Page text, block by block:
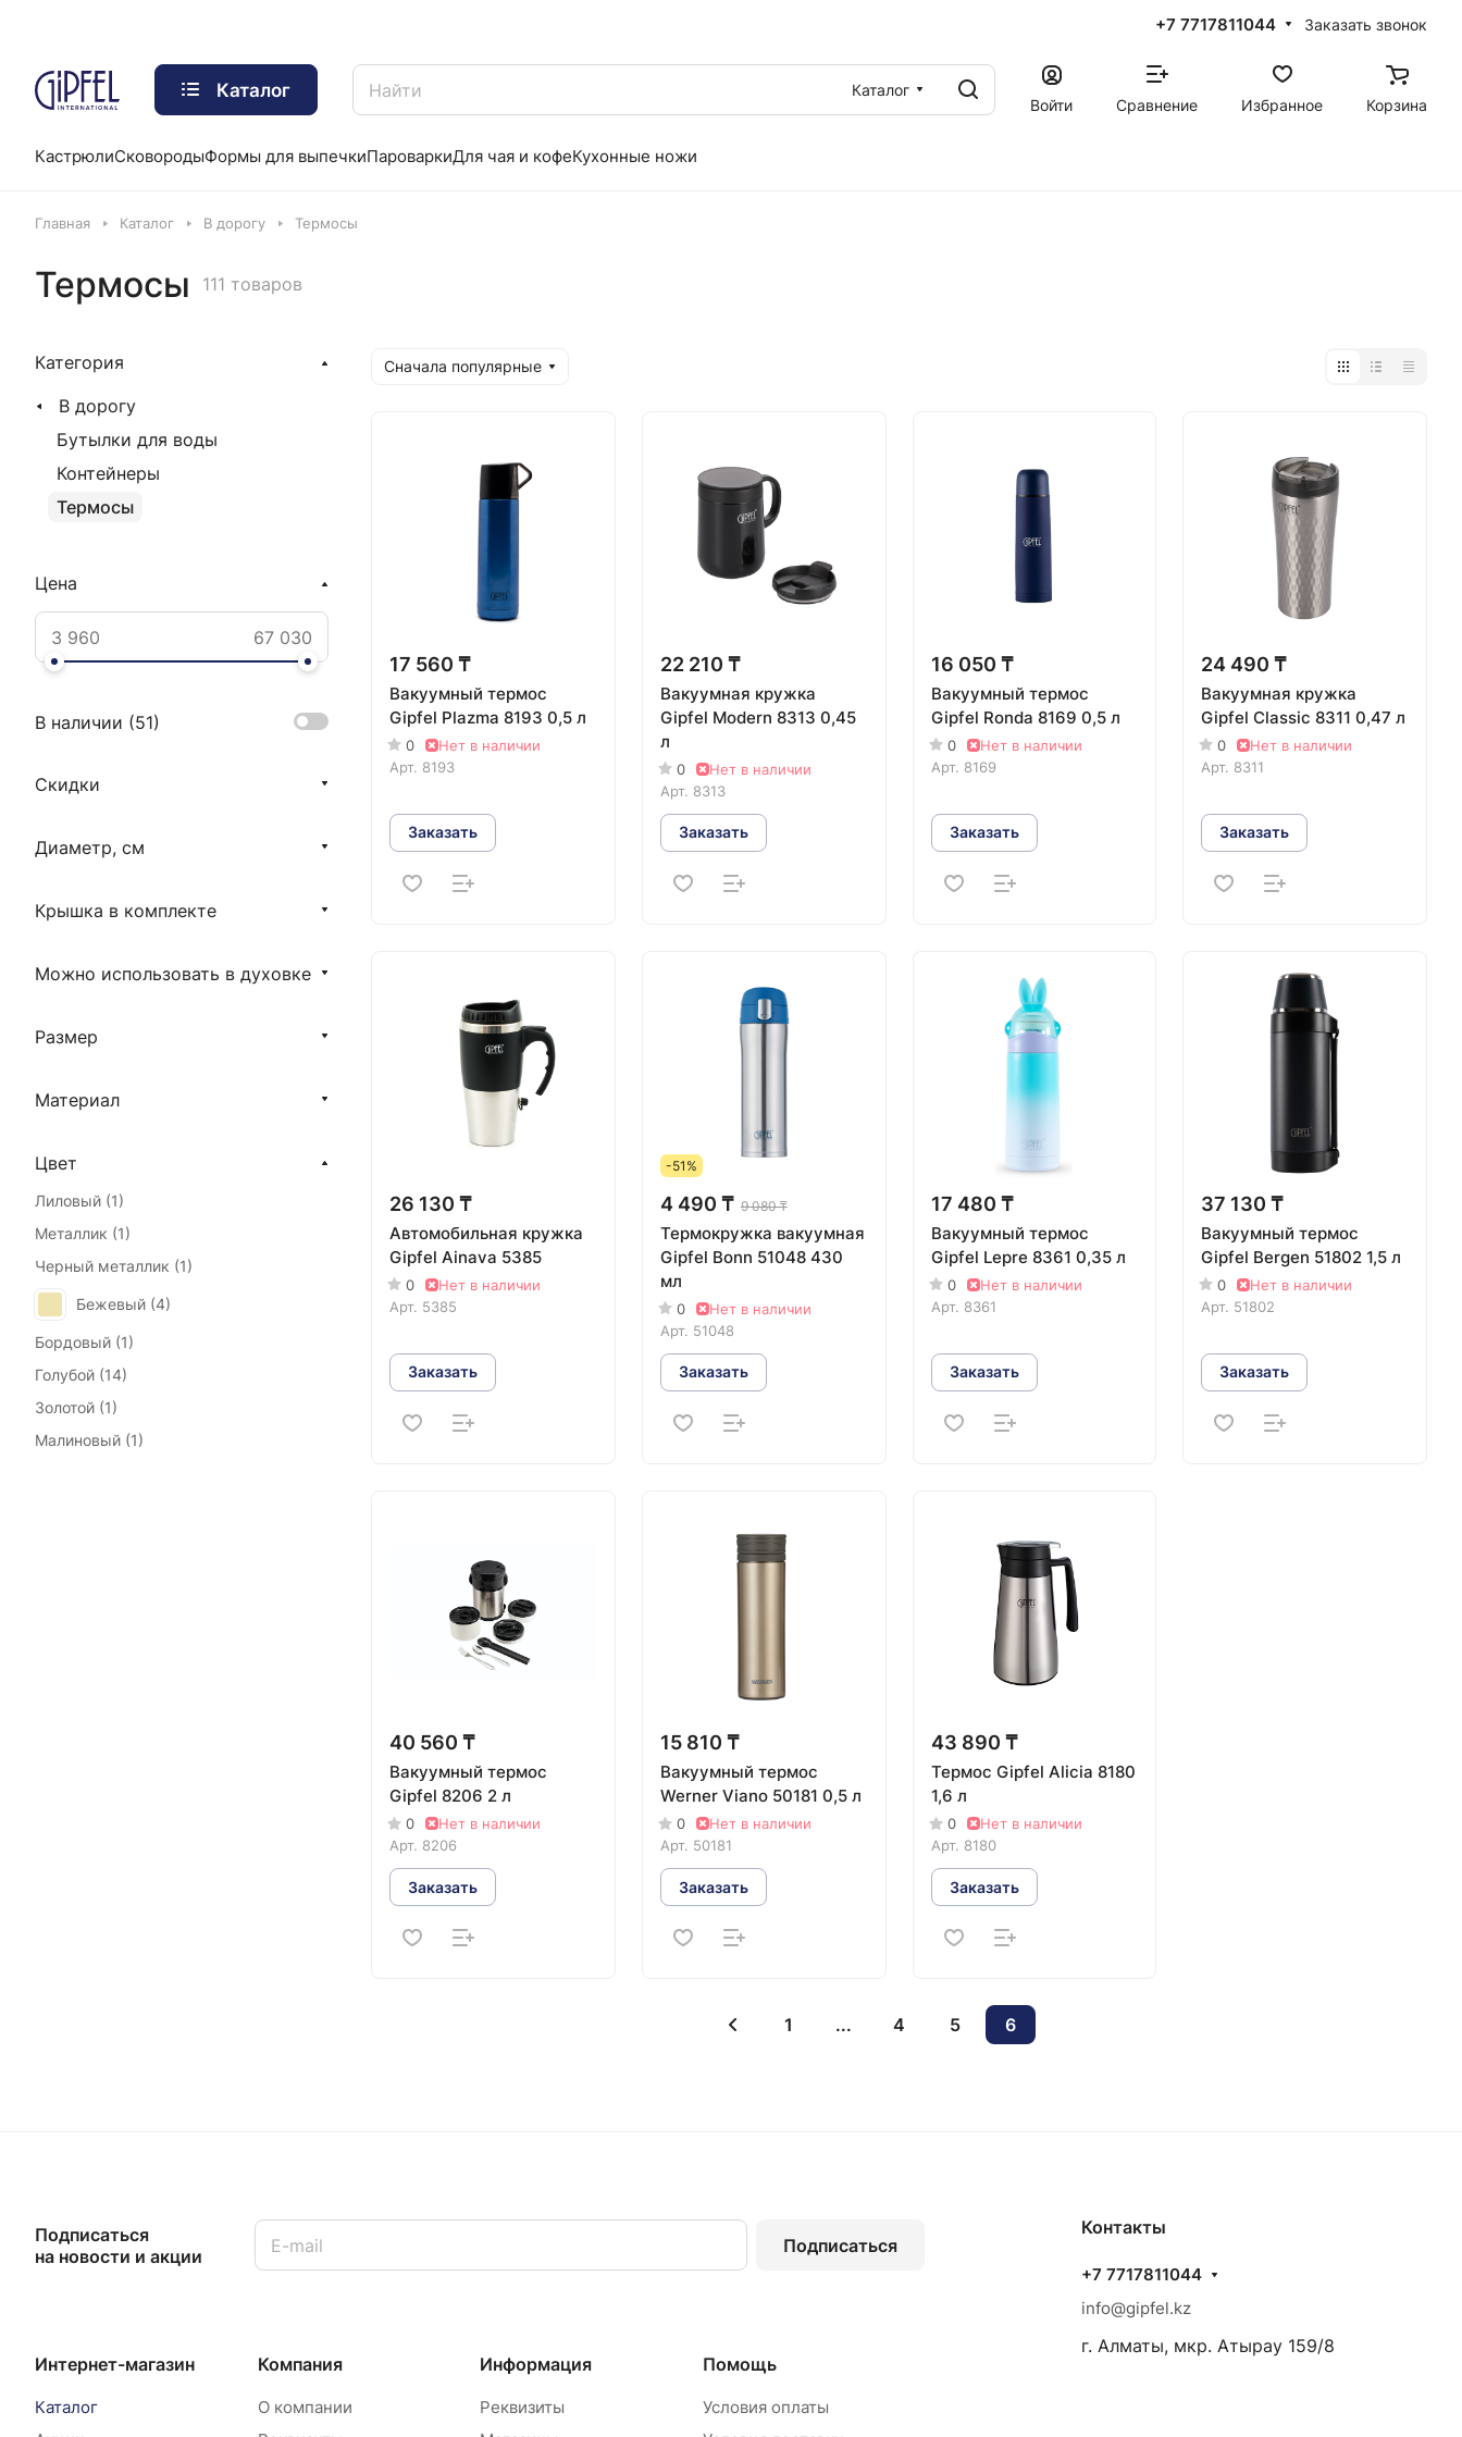
+7 7717811044 Заказать звонок
Каталог
Каталог
Войти
Сравнение Избранное Корзина
КастрюлиСковородыФормы для выпечкиПароваркиДля чая и кофеКухонные ножи
Главная Каталог В дорогу Термосы
Термосы 111 товаров
Сначала популярные
17 560 ₸
Вакуумный термос
Gipfel Plazma 8193 0,5 л
0
Нет в наличии
Арт. 8193
Заказать
22 210 ₸
Вакуумная кружка
Gipfel Modern 8313 0,45
л
0
Нет в наличии
Арт. 8313
Заказать
16 050 ₸
Вакуумный термос
Gipfel Ronda 8169 0,5 л
0
Нет в наличии
Арт. 8169
Заказать
24 490 ₸
Вакуумная кружка
Gipfel Classic 8311 0,47 л
0
Нет в наличии
Арт. 8311
Заказать
26 130 ₸
Автомобильная кружка
Gipfel Ainava 5385
0
Нет в наличии
Арт. 5385
Заказать
-51%
4 490 ₸ 9 080 ₸
Термокружка вакуумная
Gipfel Bonn 51048 430
мл
0
Нет в наличии
Арт. 51048
Заказать
17 480 ₸
Вакуумный термос
Gipfel Lepre 8361 0,35 л
0
Нет в наличии
Арт. 8361
Заказать
37 130 ₸
Вакуумный термос
Gipfel Bergen 51802 1,5 л
0
Нет в наличии
Арт. 51802
Заказать
40 560 ₸
Вакуумный термос
Gipfel 8206 2 л
0
Нет в наличии
Арт. 8206
Заказать
15 810 ₸
Вакуумный термос
Werner Viano 50181 0,5 л
0
Нет в наличии
Арт. 50181
Заказать
43 890 ₸
Термос Gipfel Alicia 8180
1,6 л
0
Нет в наличии
Арт. 8180
Заказать
1 ... 4 5 6
Категория
В дорогу
Бутылки для воды
Контейнеры
Термосы
Цена
В наличии (51)
Скидки
Диаметр, см
Крышка в комплекте
Можно использовать в духовке
Размер
Материал
Цвет
Лиловый (1)
Металлик (1)
Черный металлик (1)
Бежевый (4)
Бордовый (1)
Голубой (14)
Золотой (1)
Малиновый (1)
Подписаться
на новости и акции
Подписаться
Интернет-магазин
Каталог
Компания
О компании
Информация
Реквизиты
Помощь
Условия оплаты
Контакты
+7 7717811044
info@gipfel.kz
г. Алматы, мкр. Атырау 159/8